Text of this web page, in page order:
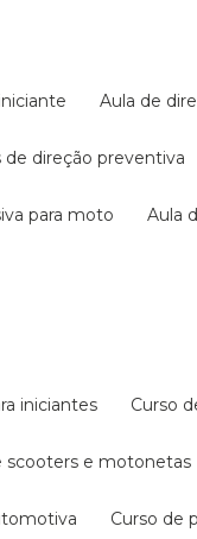
aula de
de direção preventiva
para moto
iniciantes curso
scooters e motonetas
curso de